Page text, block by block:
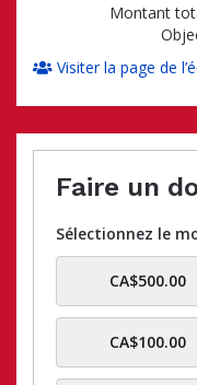
Montant
Visiter la page de
Faire un
Sélectionnez le
CA$500.00
CA$100.00